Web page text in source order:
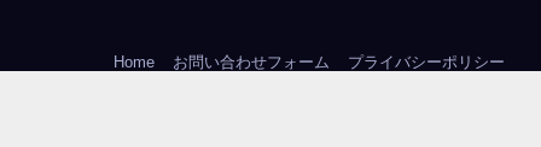
Home お問い合わせフォーム プライバシーポリシー